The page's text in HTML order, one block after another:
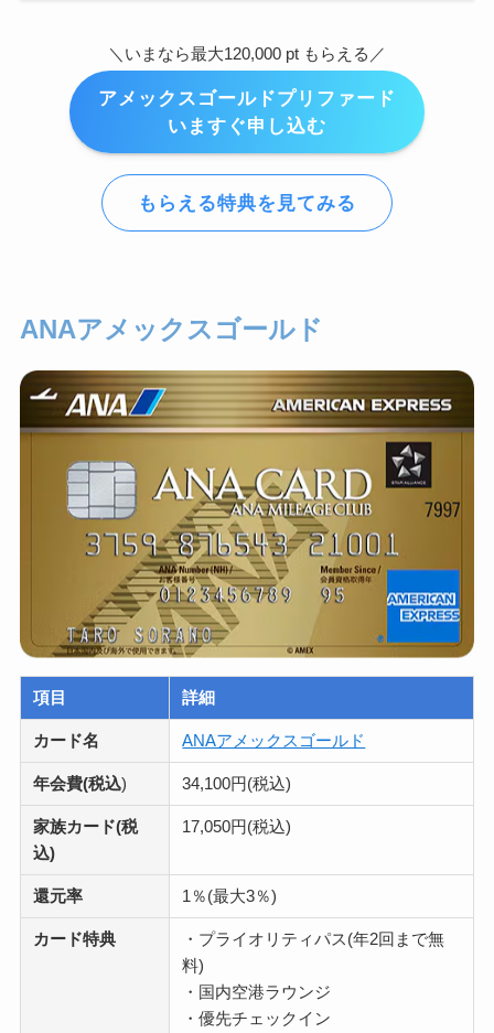
＼いまなら最大120,000 pt もらえる／
アメックスゴールドプリファード
いますぐ申し込む
もらえる特典を見てみる
ANAアメックスゴールド
項目 詳細
カード名 ANAアメックスゴールド
年会費(税込) 34,100円(税込)
家族カード(税
込)
17,050円(税込)
還元率 1％(最大3％)
カード特典
・プライオリティパス(年2回まで無
料)
・国内空港ラウンジ
・優先チェックイン